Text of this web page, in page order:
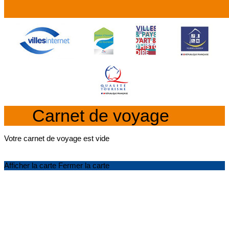
Carnet de voyage
Votre carnet de voyage est vide
Afficher la carte Fermer la carte